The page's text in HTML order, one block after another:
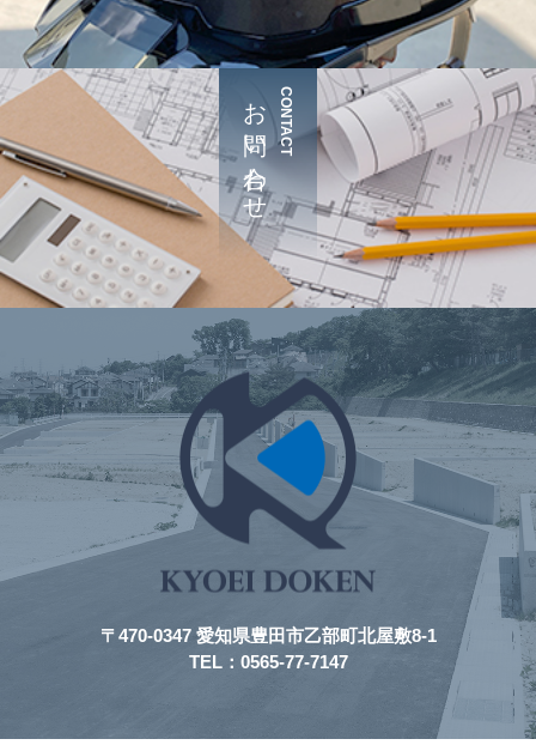
CONTACT
お問い合わせ
〒470-0347 愛知県豊田市乙部町北屋敷8-1
TEL：0565-77-7147